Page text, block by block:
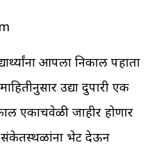
आपला निकाल पहाता
उद्या दुपारी एक
एकाचवेळी जाहीर होणार
संकेतस्थळांना भेट देऊन